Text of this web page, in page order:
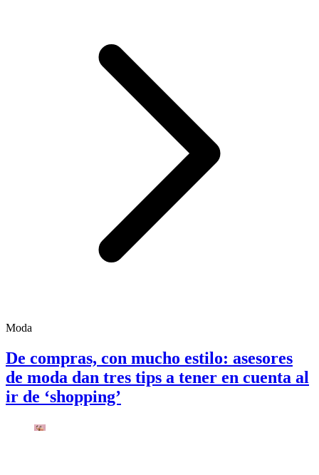
Moda
De compras, con mucho estilo: asesores
de moda dan tres tips a tener en cuenta al
ir de ‘shopping’